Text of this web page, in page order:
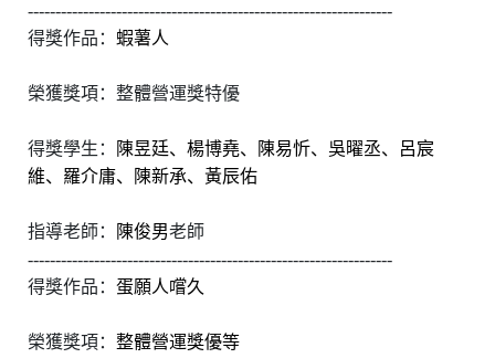
------------------------------------------------------------------
得獎作品： 蝦薯人
榮獲獎項：整體營運獎特優
得獎學生：
陳昱廷、楊博堯、陳易忻、吳曜丞、呂宸
維、羅介庸、陳新承、黃辰佑
指導老師： 陳俊男老師
------------------------------------------------------------------
得獎作品： 蛋願人嚐久
榮獲獎項： 整體營運獎優等